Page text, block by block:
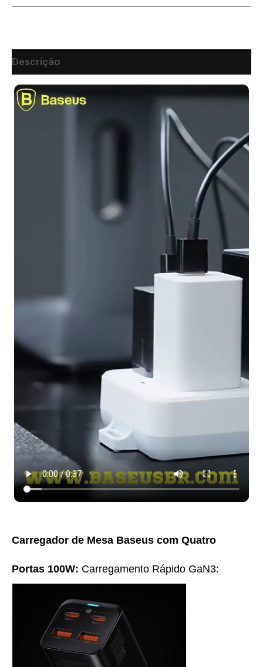
Descrição
Carregador de Mesa Baseus com Quatro
Portas 100W: Carregamento Rápido GaN3: